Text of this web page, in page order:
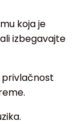
koja je
izbegavajte
privlačnost